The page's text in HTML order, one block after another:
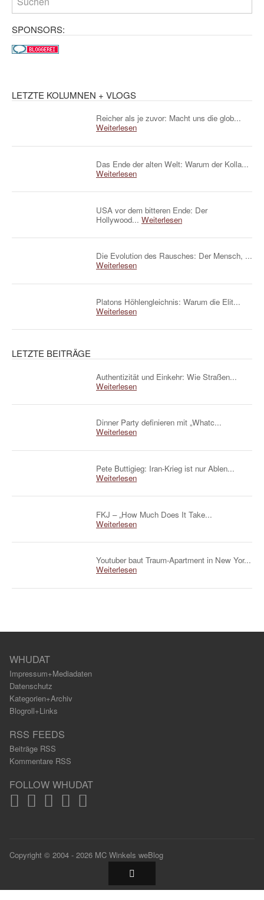
SPONSORS:
LETZTE KOLUMNEN + VLOGS
Reicher als je zuvor: Macht uns die glob...
Weiterlesen
Das Ende der alten Welt: Warum der Kolla...
Weiterlesen
USA vor dem bitteren Ende: Der
Hollywood... Weiterlesen
Die Evolution des Rausches: Der Mensch, ...
Weiterlesen
Platons Höhlengleichnis: Warum die Elit...
Weiterlesen
LETZTE BEITRÄGE
Authentizität und Einkehr: Wie Straßen...
Weiterlesen
Dinner Party definieren mit „Whatc...
Weiterlesen
Pete Buttigieg: Iran-Krieg ist nur Ablen...
Weiterlesen
FKJ – „How Much Does It Take...
Weiterlesen
Youtuber baut Traum-Apartment in New Yor...
Weiterlesen
WHUDAT
Impressum+Mediadaten
Datenschutz
Kategorien+Archiv
Blogroll+Links
RSS FEEDS
Beiträge RSS
Kommentare RSS
FOLLOW WHUDAT
Copyright © 2004 - 2026 MC Winkels weBlog